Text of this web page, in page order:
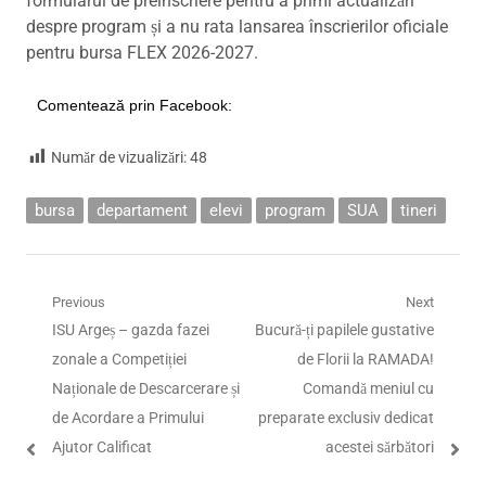
despre program și a nu rata lansarea înscrierilor oficiale
pentru bursa FLEX 2026-2027.
Comentează prin Facebook:
Număr de vizualizări:48
bursa departament elevi program SUA tineri
Navigare
articole
Previous
Previous
post:
ISU Argeș – gazda fazei
zonale a Competiției
Naționale de Descarcerare și
de Acordare a Primului
Ajutor Calificat
Next
Next
Bucură-ți papilele gustative
de Florii la RAMADA!
Comandă meniul cu
preparate exclusiv dedicat
acestei sărbători